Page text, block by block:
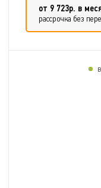
от 9 723р. в
рассрочка без